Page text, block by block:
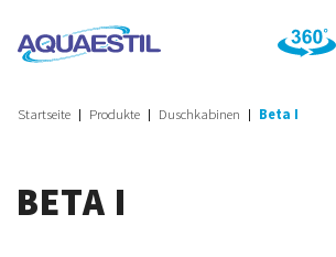
Startseite Produkte Duschkabinen Beta I
BETA I